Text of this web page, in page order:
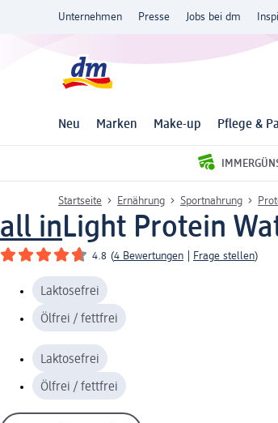
Unternehmen Presse Jobs bei dm
Neu Marken Make-up Pflege &
Startseite Ernährung Sportnahrung
all inLight Protein
4.8 (4 Bewertungen Frage stellen)
Laktosefrei
Ölfrei / fettfrei
Laktosefrei
Ölfrei / fettfrei